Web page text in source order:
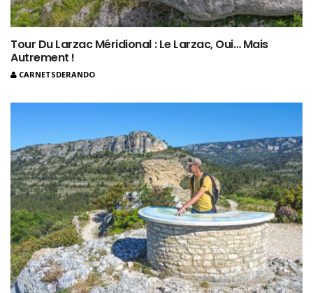
Tour Du Larzac Méridional : Le Larzac, Oui… Mais
Autrement !
CARNETSDERANDO